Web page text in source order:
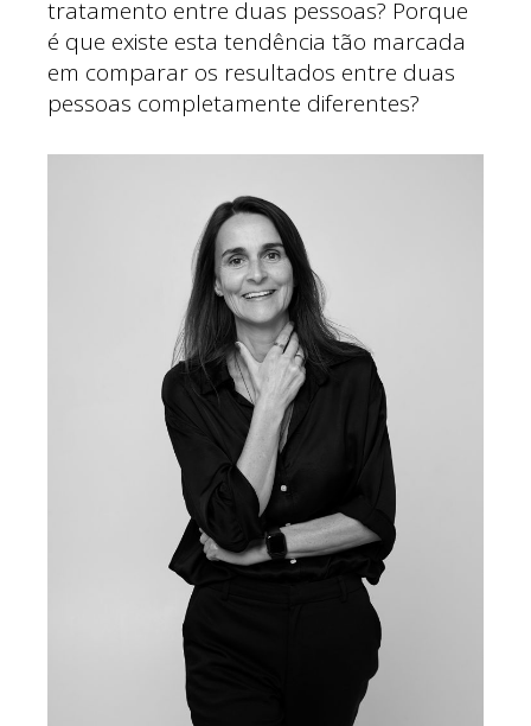
tratamento entre duas pessoas? Porque
é que existe esta tendência tão marcada
em comparar os resultados entre duas
pessoas completamente diferentes?